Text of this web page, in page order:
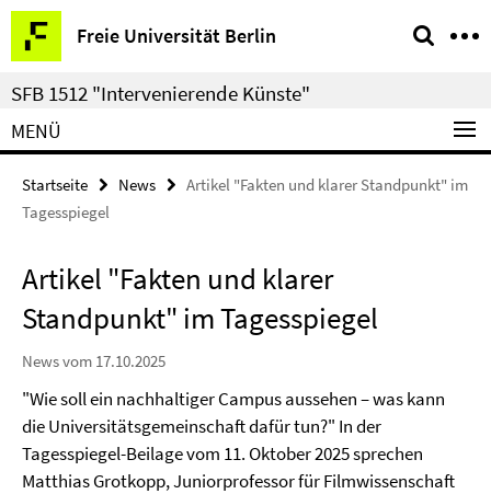
Springe
direkt
zu
Inhalt
Freie Universität Berlin
Service-
Navigation
SFB 1512 "Intervenierende Künste"
MENÜ
Startseite News
Artikel "Fakten und klarer Standpunkt" im
Tagesspiegel
Artikel "Fakten und klarer
Standpunkt" im Tagesspiegel
News vom 17.10.2025
"Wie soll ein nachhaltiger Campus aussehen – was kann
die Universitätsgemeinschaft dafür tun?" In der
Tagesspiegel-Beilage vom 11. Oktober 2025 sprechen
Matthias Grotkopp, Juniorprofessor für Filmwissenschaft